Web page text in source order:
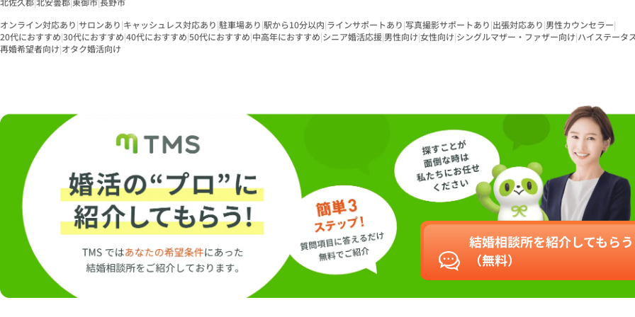
オンライン対応あり|サロンあり|キャッシュレス対応あり|駐車場あり|駅から10分以内|ラインサポートあり|写真撮影サポートあり|出張対応あり|男性カウンセラー|
20代におすすめ|30代におすすめ|40代におすすめ|50代におすすめ|中高年におすすめ|シニア婚活応援|男性向け|女性向け|シングルマザー・ファザー向け|ハイステータ
再婚希望者向け|オタク婚活向け
結婚相談所を紹介してもらう
（無料）